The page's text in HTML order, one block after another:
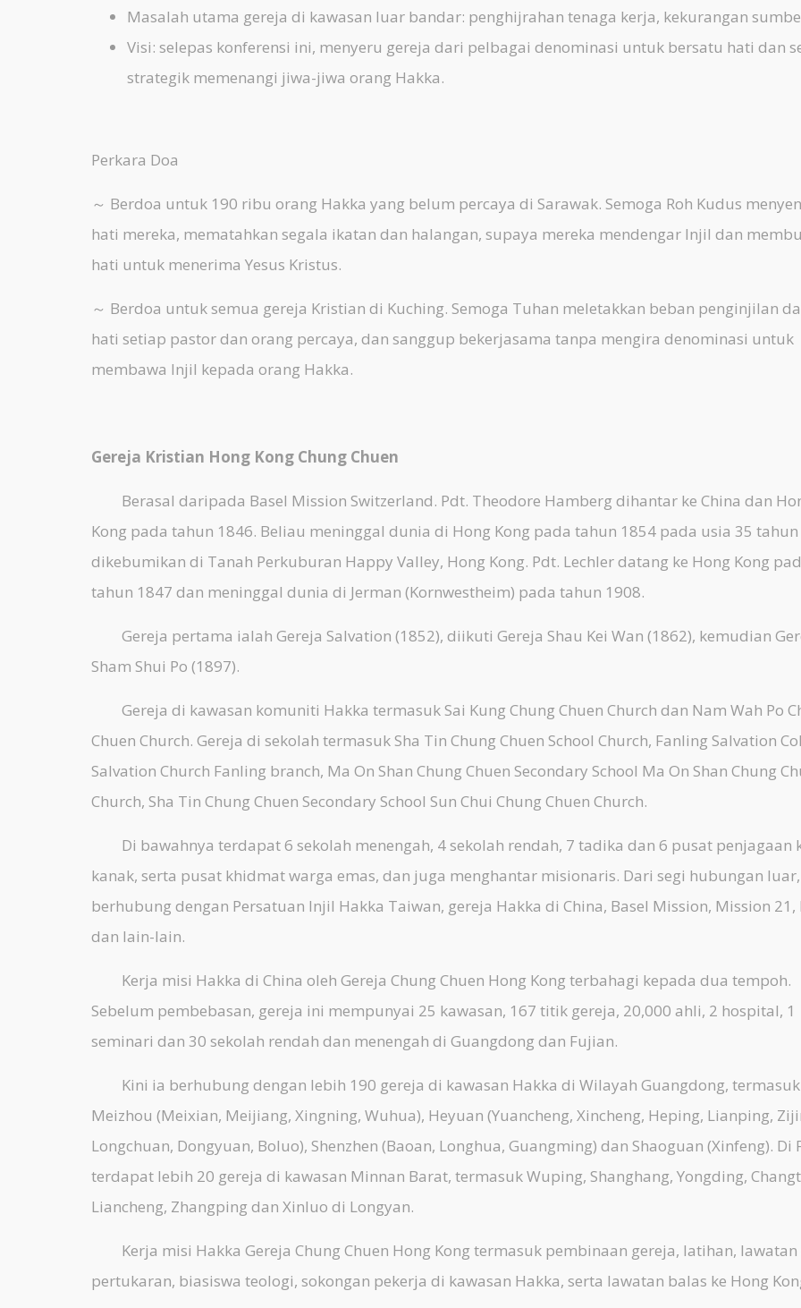
Masalah utama gereja di kawasan luar bandar: penghijrahan tenaga kerja, kekurangan
Visi: selepas konferensi ini, menyeru gereja dari pelbagai denominasi untuk bersatu hati dan
strategik memenangi jiwa-jiwa orang Hakka.
Perkara Doa
～ Berdoa untuk 190 ribu orang Hakka yang belum percaya di Sarawak. Semoga Roh Kudus
hati mereka, mematahkan segala ikatan dan halangan, supaya mereka mendengar Injil dan
hati untuk menerima Yesus Kristus.
～ Berdoa untuk semua gereja Kristian di Kuching. Semoga Tuhan meletakkan beban penginjilan
hati setiap pastor dan orang percaya, dan sanggup bekerjasama tanpa mengira denominasi untuk
membawa Injil kepada orang Hakka.
Gereja Kristian Hong Kong Chung Chuen
Berasal daripada Basel Mission Switzerland. Pdt. Theodore Hamberg dihantar ke China dan
Kong pada tahun 1846. Beliau meninggal dunia di Hong Kong pada tahun 1854 pada usia 35
dikebumikan di Tanah Perkuburan Happy Valley, Hong Kong. Pdt. Lechler datang ke Hong Kong
tahun 1847 dan meninggal dunia di Jerman (Kornwestheim) pada tahun 1908.
Gereja pertama ialah Gereja Salvation (1852), diikuti Gereja Shau Kei Wan (1862), kemudian
Sham Shui Po (1897).
Gereja di kawasan komuniti Hakka termasuk Sai Kung Chung Chuen Church dan Nam Wah Po
Chuen Church. Gereja di sekolah termasuk Sha Tin Chung Chuen School Church, Fanling Salvation
Salvation Church Fanling branch, Ma On Shan Chung Chuen Secondary School Ma On Shan Chung
Church, Sha Tin Chung Chuen Secondary School Sun Chui Chung Chuen Church.
Di bawahnya terdapat 6 sekolah menengah, 4 sekolah rendah, 7 tadika dan 6 pusat penjagaan
kanak, serta pusat khidmat warga emas, dan juga menghantar misionaris. Dari segi hubungan
berhubung dengan Persatuan Injil Hakka Taiwan, gereja Hakka di China, Basel Mission, Mission 21,
dan lain-lain.
Kerja misi Hakka di China oleh Gereja Chung Chuen Hong Kong terbahagi kepada dua tempoh.
Sebelum pembebasan, gereja ini mempunyai 25 kawasan, 167 titik gereja, 20,000 ahli, 2 hospital, 1
seminari dan 30 sekolah rendah dan menengah di Guangdong dan Fujian.
Kini ia berhubung dengan lebih 190 gereja di kawasan Hakka di Wilayah Guangdong, termasuk
Meizhou (Meixian, Meijiang, Xingning, Wuhua), Heyuan (Yuancheng, Xincheng, Heping, Lianping,
Longchuan, Dongyuan, Boluo), Shenzhen (Baoan, Longhua, Guangming) dan Shaoguan (Xinfeng). Di
terdapat lebih 20 gereja di kawasan Minnan Barat, termasuk Wuping, Shanghang, Yongding,
Liancheng, Zhangping dan Xinluo di Longyan.
Kerja misi Hakka Gereja Chung Chuen Hong Kong termasuk pembinaan gereja, latihan, lawatan
pertukaran, biasiswa teologi, sokongan pekerja di kawasan Hakka, serta lawatan balas ke Hong